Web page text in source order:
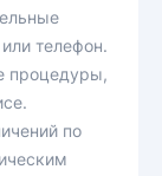
телефон.
процедуры,
по